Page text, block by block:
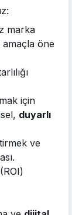
marka
öne
için
duyarlı
ve